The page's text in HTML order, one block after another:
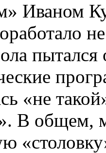
Иваном
пытался
«не
В общем,